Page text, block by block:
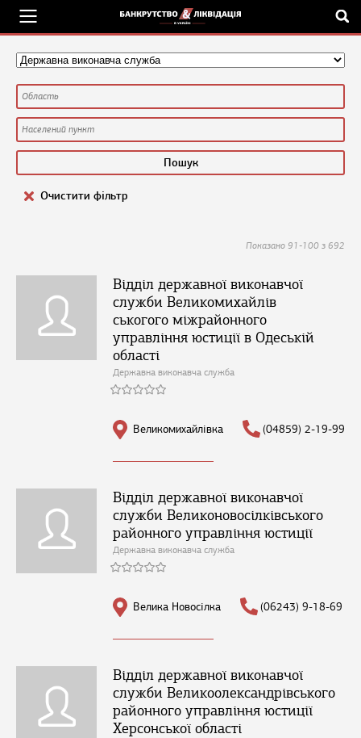
Очистити фільтр
Показано 91-100 з 692
Відділ державної виконавчої
служби Великомихайлів
ськогого міжрайонного
управління юстиції в Одеській
області
Державна виконавча служба
Великомихайлівка (04859) 2-19-99
Відділ державної виконавчої
служби Великоновосілківського
районного управління юстиції
Державна виконавча служба
Велика Новосілка (06243) 9-18-69
Відділ державної виконавчої
служби Великоолександрівського
районного управління юстиції
Херсонської області